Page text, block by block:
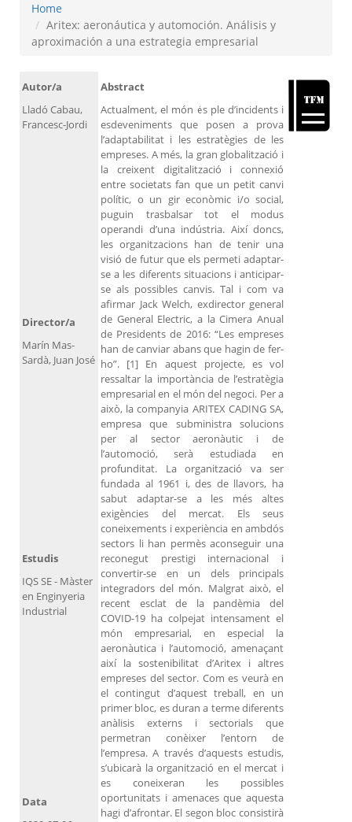
Home
Aritex: aeronáutica y automoción. Análisis y
aproximación a una estrategia empresarial
Autor/a
Lladó Cabau,
Francesc-Jordi
Abstract
Actualment, el món és ple d’incidents i
esdeveniments que posen a prova
l’adaptabilitat i les estratègies de les
empreses. A més, la gran globalització i
la creixent digitalització i connexió
entre societats fan que un petit canvi
polític, o un gir econòmic i/o social,
puguin trasbalsar tot el modus
operandi d’una indústria. Així doncs,
les organitzacions han de tenir una
visió de futur que els permeti adaptar-
se a les diferents situacions i anticipar-
se als possibles canvis. Tal i com va
afirmar Jack Welch, exdirector general
de General Electric, a la Cimera Anual
de Presidents de 2016: “Les empreses
han de canviar abans que hagin de fer-
ho”. [1] En aquest projecte, es vol
ressaltar la importància de l’estratègia
empresarial en el món del negoci. Per a
això, la companyia ARITEX CADING SA,
empresa que subministra solucions
per al sector aeronàutic i de
l’automoció, serà estudiada en
profunditat. La organització va ser
fundada al 1961 i, des de llavors, ha
sabut adaptar-se a les més altes
exigències del mercat. Els seus
coneixements i experiència en ambdós
sectors li han permès aconseguir una
reconegut prestigi internacional i
convertir-se en un dels principals
integradors del món. Malgrat això, el
recent esclat de la pandèmia del
COVID-19 ha colpejat intensament el
món empresarial, en especial la
aeronàutica i l’automoció, amenaçant
així la sostenibilitat d’Aritex i altres
empreses del sector. Com es veurà en
el contingut d’aquest treball, en un
primer bloc, es duran a terme diferents
anàlisis externs i sectorials que
permetran conèixer l’entorn de
l’empresa. A través d’aquests estudis,
s’ubicarà la organització en el mercat i
es coneixeran les possibles
oportunitats i amenaces que aquesta
hagi d’afrontar. El segon bloc consistirà
Director/a
Marín Mas-
Sardà, Juan José
Estudis
IQS SE - Màster
en Enginyeria
Industrial
Data